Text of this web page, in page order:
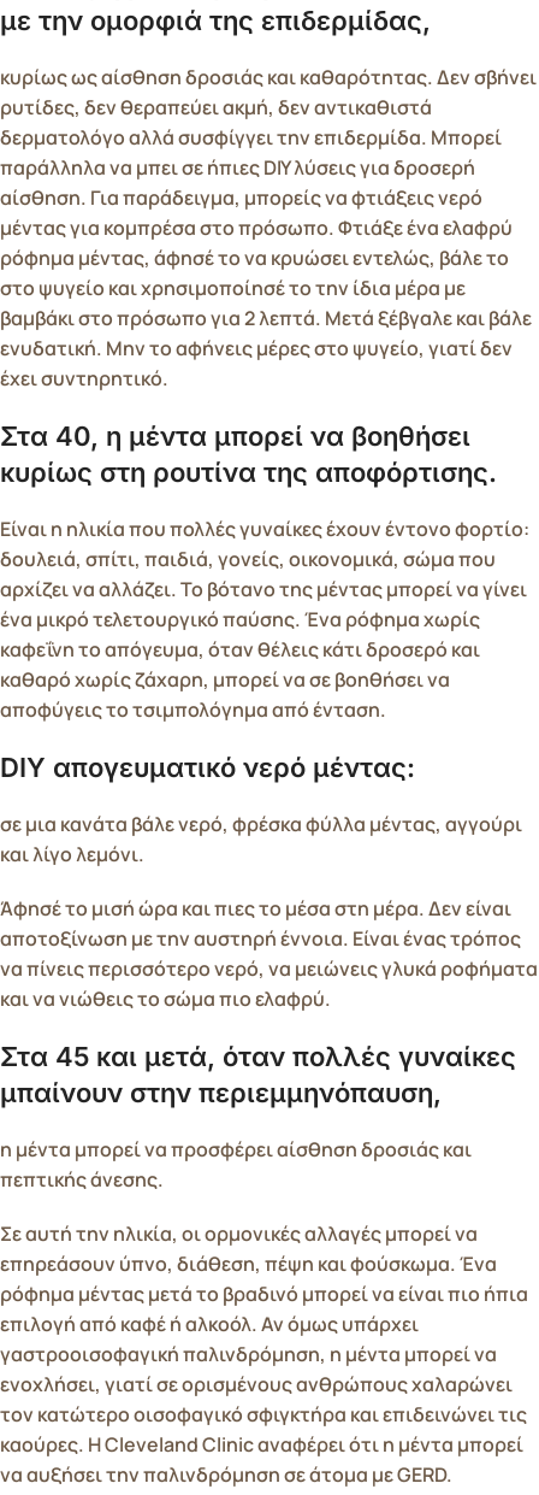
με την ομορφιά της επιδερμίδας,
κυρίως ως αίσθηση δροσιάς και καθαρότητας. Δεν σβήνει
ρυτίδες, δεν θεραπεύει ακμή, δεν αντικαθιστά
δερματολόγο αλλά συσφίγγει την επιδερμίδα. Μπορεί
παράλληλα να μπει σε ήπιες DIY λύσεις για δροσερή
αίσθηση. Για παράδειγμα, μπορείς να φτιάξεις νερό
μέντας για κομπρέσα στο πρόσωπο. Φτιάξε ένα ελαφρύ
ρόφημα μέντας, άφησέ το να κρυώσει εντελώς, βάλε το
στο ψυγείο και χρησιμοποίησέ το την ίδια μέρα με
βαμβάκι στο πρόσωπο για 2 λεπτά. Μετά ξέβγαλε και βάλε
ενυδατική. Μην το αφήνεις μέρες στο ψυγείο, γιατί δεν
έχει συντηρητικό.
Στα 40, η μέντα μπορεί να βοηθήσει
κυρίως στη ρουτίνα της αποφόρτισης.
Είναι η ηλικία που πολλές γυναίκες έχουν έντονο φορτίο:
δουλειά, σπίτι, παιδιά, γονείς, οικονομικά, σώμα που
αρχίζει να αλλάζει. Το βότανο της μέντας μπορεί να γίνει
ένα μικρό τελετουργικό παύσης. Ένα ρόφημα χωρίς
καφεΐνη το απόγευμα, όταν θέλεις κάτι δροσερό και
καθαρό χωρίς ζάχαρη, μπορεί να σε βοηθήσει να
αποφύγεις το τσιμπολόγημα από ένταση.
DIY απογευματικό νερό μέντας:
σε μια κανάτα βάλε νερό, φρέσκα φύλλα μέντας, αγγούρι
και λίγο λεμόνι.
Άφησέ το μισή ώρα και πιες το μέσα στη μέρα. Δεν είναι
αποτοξίνωση με την αυστηρή έννοια. Είναι ένας τρόπος
να πίνεις περισσότερο νερό, να μειώνεις γλυκά ροφήματα
και να νιώθεις το σώμα πιο ελαφρύ.
Στα 45 και μετά, όταν πολλές γυναίκες
μπαίνουν στην περιεμμηνόπαυση,
η μέντα μπορεί να προσφέρει αίσθηση δροσιάς και
πεπτικής άνεσης.
Σε αυτή την ηλικία, οι ορμονικές αλλαγές μπορεί να
επηρεάσουν ύπνο, διάθεση, πέψη και φούσκωμα. Ένα
ρόφημα μέντας μετά το βραδινό μπορεί να είναι πιο ήπια
επιλογή από καφέ ή αλκοόλ. Αν όμως υπάρχει
γαστροοισοφαγική παλινδρόμηση, η μέντα μπορεί να
ενοχλήσει, γιατί σε ορισμένους ανθρώπους χαλαρώνει
τον κατώτερο οισοφαγικό σφιγκτήρα και επιδεινώνει τις
καούρες. Η Cleveland Clinic αναφέρει ότι η μέντα μπορεί
να αυξήσει την παλινδρόμηση σε άτομα με GERD.